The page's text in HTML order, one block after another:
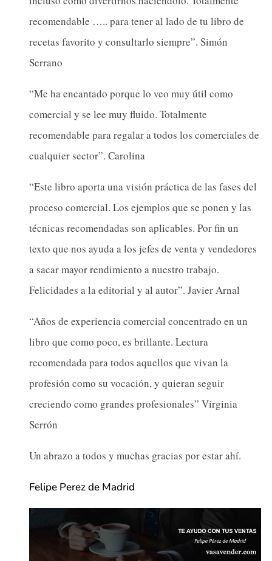
recomendable ….. para tener al lado de tu libro de
recetas favorito y consultarlo siempre”. Simón
Serrano
“Me ha encantado porque lo veo muy útil como
comercial y se lee muy fluido. Totalmente
recomendable para regalar a todos los comerciales de
cualquier sector”. Carolina
“Este libro aporta una visión práctica de las fases del
proceso comercial. Los ejemplos que se ponen y las
técnicas recomendadas son aplicables. Por fin un
texto que nos ayuda a los jefes de venta y vendedores
a sacar mayor rendimiento a nuestro trabajo.
Felicidades a la editorial y al autor”. Javier Arnal
“Años de experiencia comercial concentrado en un
libro que como poco, es brillante. Lectura
recomendada para todos aquellos que vivan la
profesión como su vocación, y quieran seguir
creciendo como grandes profesionales” Virginia
Serrón
Un abrazo a todos y muchas gracias por estar ahí.
Felipe Perez de Madrid